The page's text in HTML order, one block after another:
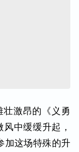
壮激昂的《义勇
中缓缓升起，
加这场特殊的升